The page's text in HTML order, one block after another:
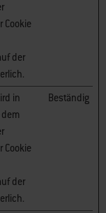
Cookie
der
in
Cookie
der
Beständig